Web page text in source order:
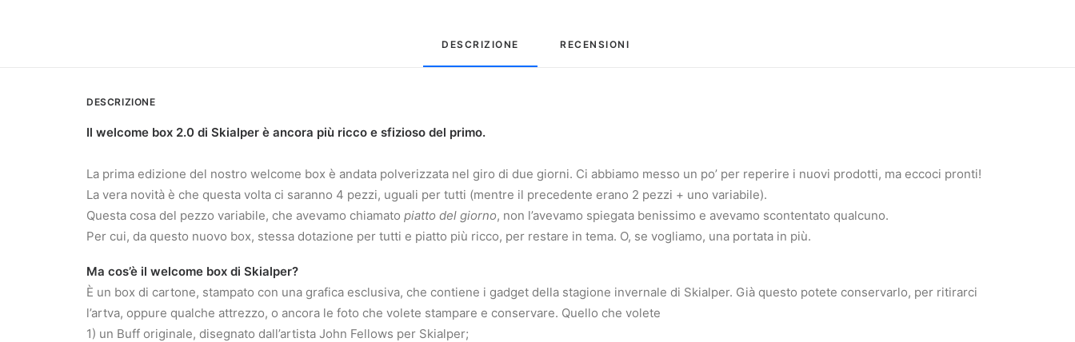
DESCRIZIONE RECENSIONI
DESCRIZIONE
Il welcome box 2.0 di Skialper è ancora più ricco e sfizioso del primo.
La prima edizione del nostro welcome box è andata polverizzata nel giro di due giorni. Ci abbiamo messo un po’ per reperire i nuovi prodotti, ma eccoci pronti!
La vera novità è che questa volta ci saranno 4 pezzi, uguali per tutti (mentre il precedente erano 2 pezzi + uno variabile).
Questa cosa del pezzo variabile, che avevamo chiamato piatto del giorno, non l’avevamo spiegata benissimo e avevamo scontentato qualcuno.
Per cui, da questo nuovo box, stessa dotazione per tutti e piatto più ricco, per restare in tema. O, se vogliamo, una portata in più.
Ma cos’è il welcome box di Skialper?
È un box di cartone, stampato con una grafica esclusiva, che contiene i gadget della stagione invernale di Skialper. Già questo potete conservarlo, per ritirarci
l’artva, oppure qualche attrezzo, o ancora le foto che volete stampare e conservare. Quello che volete
1) un Buff originale, disegnato dall’artista John Fellows per Skialper;